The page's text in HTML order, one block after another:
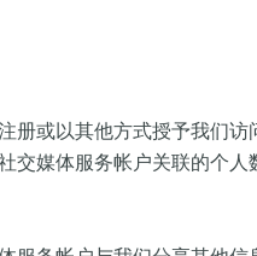
册或以其他方式授予我们访
交媒体服务帐户关联的个